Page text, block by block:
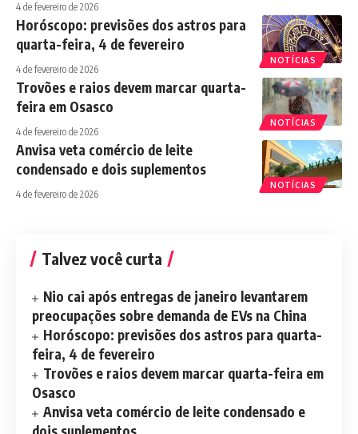
4 de fevereiro de 2026
NOTÍCIAS
Horóscopo: previsões dos astros para
quarta-feira, 4 de fevereiro
4 de fevereiro de 2026
NOTÍCIAS
Trovões e raios devem marcar quarta-
feira em Osasco
4 de fevereiro de 2026
NOTÍCIAS
Anvisa veta comércio de leite
condensado e dois suplementos
4 de fevereiro de 2026
Talvez você curta
Nio cai após entregas de janeiro levantarem
preocupações sobre demanda de EVs na China
Horóscopo: previsões dos astros para quarta-
feira, 4 de fevereiro
Trovões e raios devem marcar quarta-feira em
Osasco
Anvisa veta comércio de leite condensado e